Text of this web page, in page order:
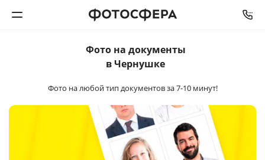
Фотокниги
Фото на документы
в Чернушке
Фото на любой тип документовза 7-10 минут!